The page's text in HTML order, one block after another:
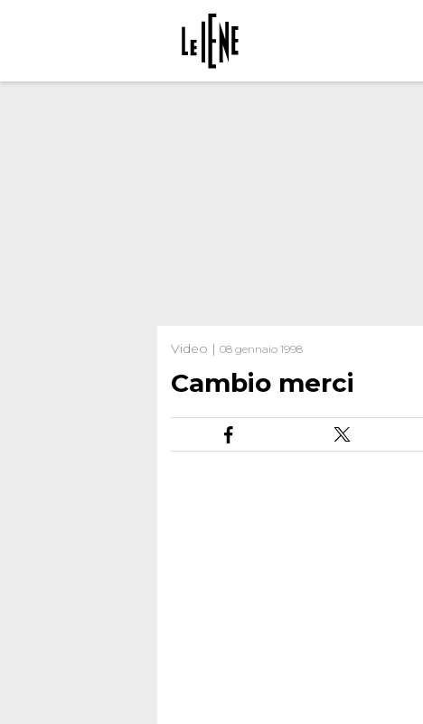
Video | 08 gennaio 1998
Cambio merci